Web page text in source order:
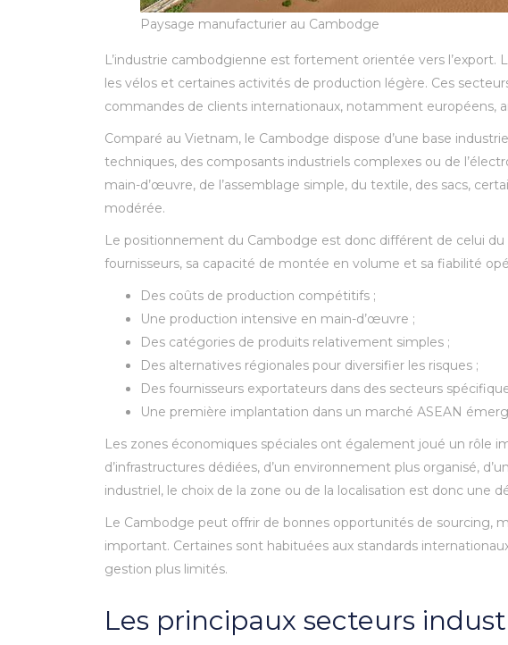
Paysage manufacturier au Cambodge
L’industrie cambodgienne est fortement orientée vers l’export.
les vélos et certaines activités de production légère. Ces
commandes de clients internationaux, notamment européens,
Comparé au Vietnam, le Cambodge dispose d’une base
techniques, des composants industriels complexes ou de
main-d’œuvre, de l’assemblage simple, du textile, des sacs,
modérée.
Le positionnement du Cambodge est donc différent de celui
fournisseurs, sa capacité de montée en volume et sa fiabilité
Des coûts de production compétitifs ;
Une production intensive en main-d’œuvre ;
Des catégories de produits relativement simples ;
Des alternatives régionales pour diversifier les risques ;
Des fournisseurs exportateurs dans des secteurs
Une première implantation dans un marché ASEAN
Les zones économiques spéciales ont également joué un rôle
d’infrastructures dédiées, d’un environnement plus organisé,
industriel, le choix de la zone ou de la localisation est donc une
Le Cambodge peut offrir de bonnes opportunités de sourcing,
important. Certaines sont habituées aux standards
gestion plus limités.
Les principaux secteurs